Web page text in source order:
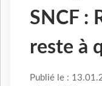
SNCF :
reste à
Publié le :